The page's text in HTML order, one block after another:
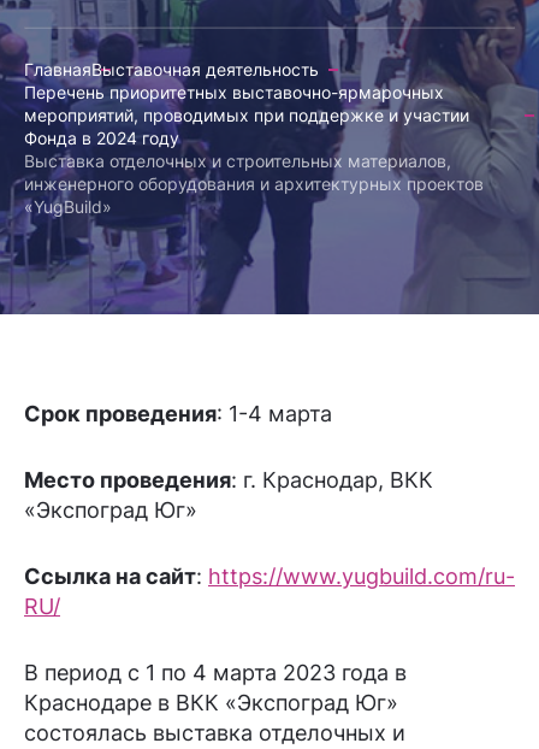
ГлавнаяВыставочная деятельность
Перечень приоритетных выставочно-ярмарочных
мероприятий, проводимых при поддержке и участии
Фонда в 2024 году
Выставка отделочных и строительных материалов,
инженерного оборудования и архитектурных проектов
«YugBuild»
Срок проведения: 1-4 марта
Место проведения: г. Краснодар, ВКК
«Экспоград Юг»
Ссылка на сайт: https://www.yugbuild.com/ru-
RU/
В период с 1 по 4 марта 2023 года в
Краснодаре в ВКК «Экспоград Юг»
состоялась выставка отделочных и